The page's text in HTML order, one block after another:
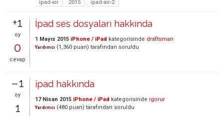
ipad-air
2015 ipad-air-2
+1
oy
0
cevap
İpad ses dosyaları hakkında
1 Mayıs 2015 iPhone / iPad kategorisinde draftsman
Yardımcı (1,360 puan) tarafından soruldu
–1
oy
1
ipad hakkında
17 Nisan 2015 iPhone / iPad kategorisinde igorur
Yardımcı (480 puan) tarafından soruldu